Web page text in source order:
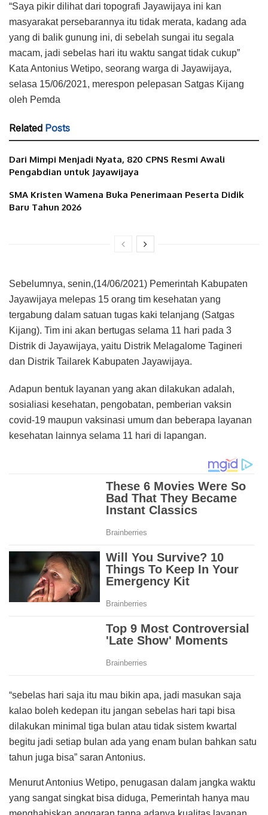
“Saya pikir dilihat dari topografi Jayawijaya ini kan
masyarakat persebarannya itu tidak merata, kadang ada
yang di balik gunung ini, di sebelah sungai itu segala
macam, jadi sebelas hari itu waktu sangat tidak cukup”
Kata Antonius Wetipo, seorang warga di Jayawijaya,
selasa 15/06/2021, merespon pelepasan Satgas Kijang
oleh Pemda
Related Posts
Dari Mimpi Menjadi Nyata, 820 CPNS Resmi Awali
Pengabdian untuk Jayawijaya
SMA Kristen Wamena Buka Penerimaan Peserta Didik
Baru Tahun 2026
Sebelumnya, senin,(14/06/2021) Pemerintah Kabupaten
Jayawijaya melepas 15 orang tim kesehatan yang
tergabung dalam satuan tugas kaki telanjang (Satgas
Kijang). Tim ini akan bertugas selama 11 hari pada 3
Distrik di Jayawijaya, yaitu Distrik Melagalome Tagineri
dan Distrik Tailarek Kabupaten Jayawijaya.
Adapun bentuk layanan yang akan dilakukan adalah,
sosialiasi kesehatan, pengobatan, pemberian vaksin
covid-19 maupun vaksinasi umum dan beberapa layanan
kesehatan lainnya selama 11 hari di lapangan.
“sebelas hari saja itu mau bikin apa, jadi masukan saja
kalao boleh kedepan itu jangan sebelas hari tapi bisa
dilakukan minimal tiga bulan atau tidak sistem kwartal
begitu jadi setiap bulan ada yang enam bulan bahkan satu
tahun juga bisa” saran Antonius.
Menurut Antonius Wetipo, penugasan dalam jangka waktu
yang sangat singkat bisa diduga, Pemerintah hanya mau